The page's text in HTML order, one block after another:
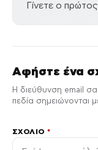
Γίνετε ο
Αφήστε ένα
Η διεύθυνση email
πεδία σημειώνονται
ΣΧΌΛΙΟ*